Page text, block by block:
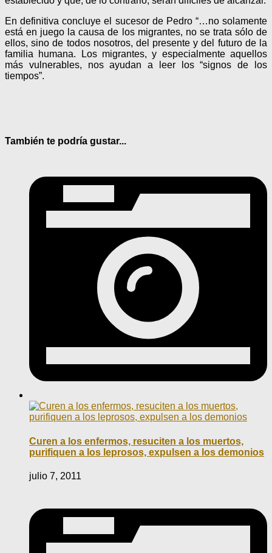
En definitiva concluye el sucesor de Pedro “…no solamente
está en juego la causa de los migrantes, no se trata sólo de
ellos, sino de todos nosotros, del presente y del futuro de la
familia humana. Los migrantes, y especialmente aquellos
más vulnerables, nos ayudan a leer los “signos de los
tiempos”.
También te podría gustar...
Curen a los enfermos, resuciten a los muertos,
purifiquen a los leprosos, expulsen a los demonios
julio 7, 2011